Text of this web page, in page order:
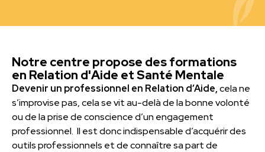
Notre centre propose des formations
en Relation d'Aide et Santé Mentale
Devenir un professionnel en Relation d’Aide,cela ne
s’improvise pas, cela se vit au-delà de la bonne volonté
ou de la prise de conscience d’un engagement
professionnel. Il est donc indispensable d’acquérir des
outils professionnels et de connaître sa part de